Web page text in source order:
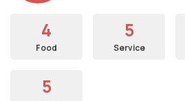
4
Food
5
Service
5